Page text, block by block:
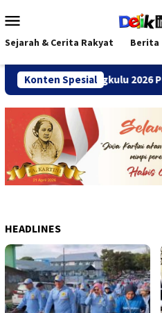
ke
kontenMobile
Sejarah & Cerita Rakyat Berita
Konten Spesial
SMANDA Bengkulu 2026
HEADLINES